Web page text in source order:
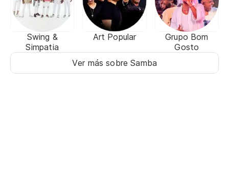
Swing &
Simpatia
Art Popular
Grupo Bom
Gosto
Ver más sobre Samba